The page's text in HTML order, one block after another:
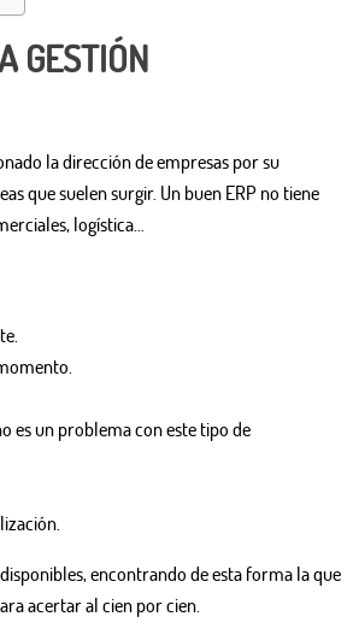
GESTIÓN
la dirección de empresas por su
que suelen surgir. Un buen ERP no tiene
logística…
es un problema con este tipo de
encontrando de esta forma la que
acertar al cien por cien.